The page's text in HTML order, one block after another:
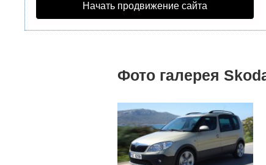
Начать продвижение сайта
Фото галерея